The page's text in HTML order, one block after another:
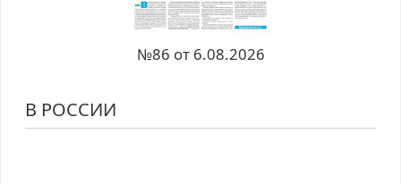
№86 от 6.08.2026
В РОССИИ